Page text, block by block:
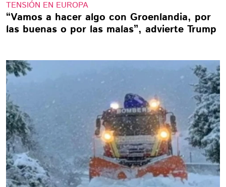
TENSIÓN EN EUROPA
“Vamos a hacer algo con Groenlandia, por
las buenas o por las malas”, advierte Trump